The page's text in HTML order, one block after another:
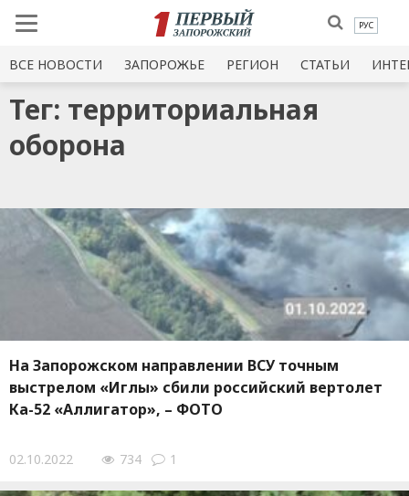
РУС
ВСЕ НОВОСТИ ЗАПОРОЖЬЕ РЕГИОН СТАТЬИ
Тег: территориальная
оборона
На Запорожском направлении ВСУ точным
выстрелом «Иглы» сбили российский вертолет
Ка-52 «Аллигатор», – ФОТО
02.10.2022 734 1